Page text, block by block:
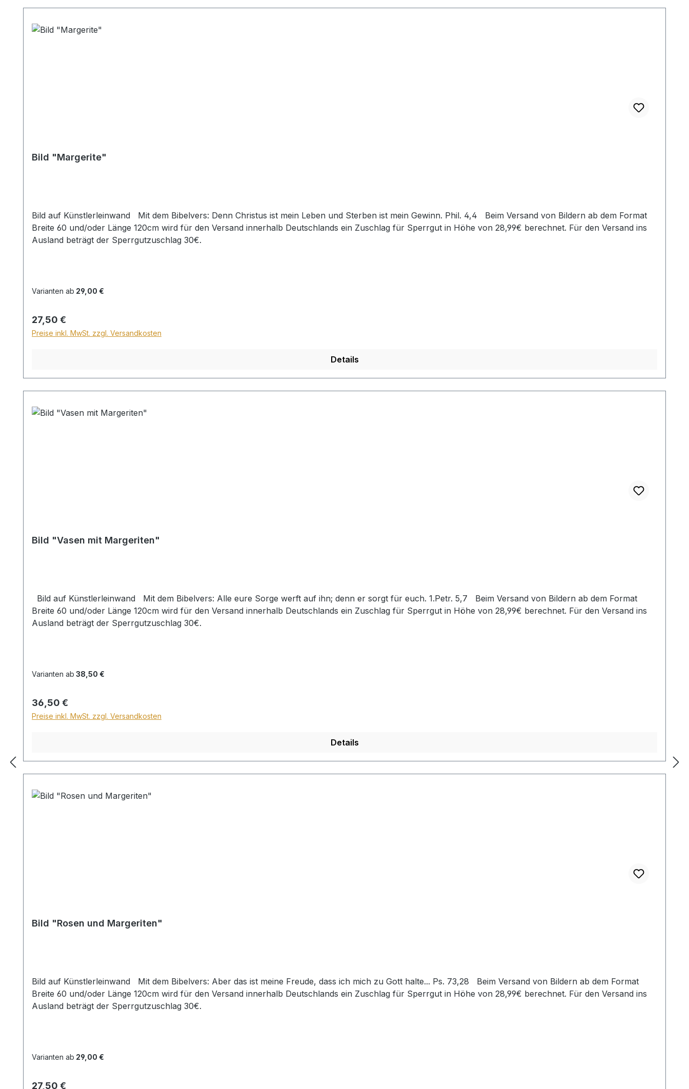
Bild "Margerite"
Bild auf Künstlerleinwand Mit dem Bibelvers: Denn Christus ist mein Leben und Sterben ist mein Gewinn. Phil. 4,4 Beim Versand von Bildern ab dem Format
Breite 60 und/oder Länge 120cm wird für den Versand innerhalb Deutschlands ein Zuschlag für Sperrgut in Höhe von 28,99€ berechnet. Für den Versand ins
Ausland beträgt der Sperrgutzuschlag 30€.
Varianten ab 29,00 €
Regulärer Preis:
27,50 €
Preise inkl. MwSt. zzgl. Versandkosten
Details
Bild "Vasen mit Margeriten"
Bild auf Künstlerleinwand Mit dem Bibelvers: Alle eure Sorge werft auf ihn; denn er sorgt für euch. 1.Petr. 5,7 Beim Versand von Bildern ab dem Format
Breite 60 und/oder Länge 120cm wird für den Versand innerhalb Deutschlands ein Zuschlag für Sperrgut in Höhe von 28,99€ berechnet. Für den Versand ins
Ausland beträgt der Sperrgutzuschlag 30€.
Varianten ab 38,50 €
Regulärer Preis:
36,50 €
Preise inkl. MwSt. zzgl. Versandkosten
Details
Bild "Rosen und Margeriten"
Bild auf Künstlerleinwand Mit dem Bibelvers: Aber das ist meine Freude, dass ich mich zu Gott halte... Ps. 73,28 Beim Versand von Bildern ab dem Format
Breite 60 und/oder Länge 120cm wird für den Versand innerhalb Deutschlands ein Zuschlag für Sperrgut in Höhe von 28,99€ berechnet. Für den Versand ins
Ausland beträgt der Sperrgutzuschlag 30€.
Varianten ab 29,00 €
Regulärer Preis:
27,50 €